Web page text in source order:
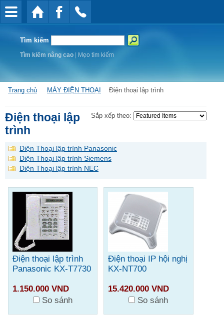
Tìm kiếm
Tìm kiếm nâng cao| Mẹo tìm kiếm
Trang chủ MÁY ĐIỆN THOẠI Điện thoại lập trình
Sắp xếp theo:
Điện thoại lập
trình
Điện Thoại lập trình Panasonic
Điện Thoại lập trình Siemens
Điện Thoại lập trình NEC
Điện thoại lập trình
Panasonic KX-T7730
1.150.000 VND
So sánh
Điện thoại IP hội nghị
KX-NT700
15.420.000 VND
So sánh